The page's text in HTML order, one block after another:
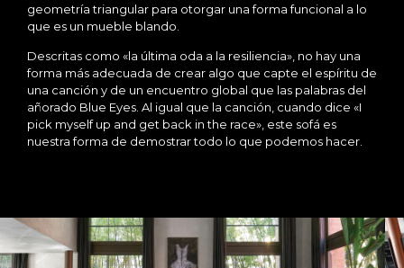
geometría triangular para otorgar una forma funcional a lo
que es un mueble blando.
Descritas como «la última oda a la resiliencia», no hay una
forma más adecuada de crear algo que capte el espíritu de
una canción y de un encuentro global que las palabras del
añorado Blue Eyes. Al igual que la canción, cuando dice «I
pick myself up and get back in the race», este sofá es
nuestra forma de demostrar todo lo que podemos hacer.